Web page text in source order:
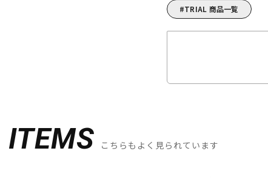
TRIAL 商品一覧
ITEMS こちらもよく見られています